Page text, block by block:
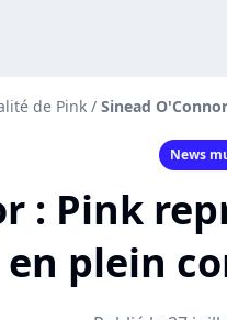
de Pink / Sinead
News
: Pink
en plein